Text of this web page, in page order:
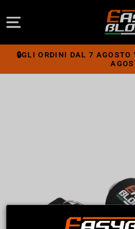
direttamenteNAVIGAZIONE DEL SITO
🔒GLI ORDINI DAL 7